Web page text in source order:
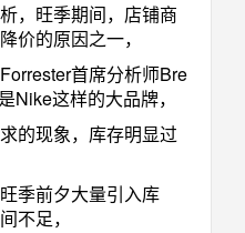
，旺季期间，店铺商
价的原因之一，
首席分析师Bre
Nike这样的大品牌，
的现象，库存明显过
季前夕大量引入库
不足，